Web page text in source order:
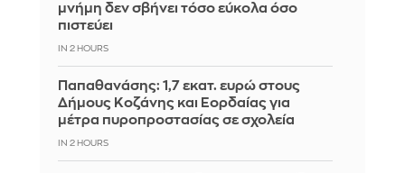
μνήμη δεν σβήνει τόσο εύκολα όσο
πιστεύει
IN 2 HOURS
Παπαθανάσης: 1,7 εκατ. ευρώ στους
Δήμους Κοζάνης και Εορδαίας για
μέτρα πυροπροστασίας σε σχολεία
IN 2 HOURS